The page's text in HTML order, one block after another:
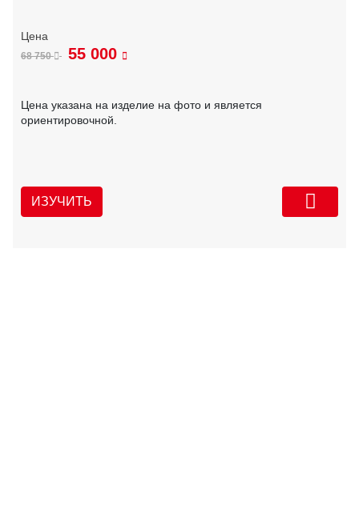
68 750 55 000
Цена указана на изделие на фото и является
ориентировочной.
ИЗУЧИТЬ